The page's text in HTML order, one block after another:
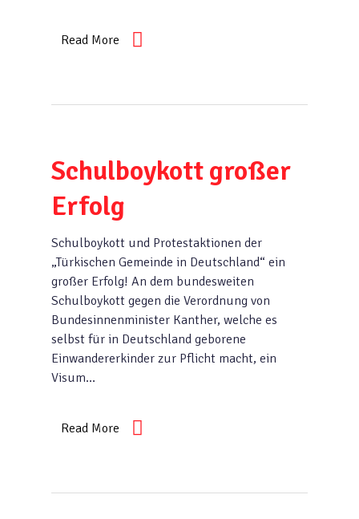
Read More
Schulboykott großer
Erfolg
Schulboykott und Protestaktionen der
„Türkischen Gemeinde in Deutschland“ ein
großer Erfolg! An dem bundesweiten
Schulboykott gegen die Verordnung von
Bundesinnenminister Kanther, welche es
selbst für in Deutschland geborene
Einwandererkinder zur Pflicht macht, ein
Visum…
Read More